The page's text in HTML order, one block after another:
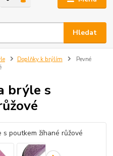
Hledat
Doplňky k brýlím
Pevné
brýle s